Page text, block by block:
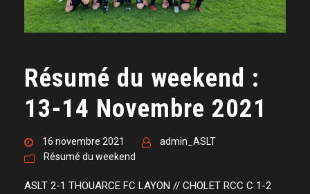
Résumé du weekend :
13-14 Novembre 2021
16 novembre 2021
admin_ASLT
Résumé du weekend
ASLT 2-1 THOUARCE FC LAYON // CHOLET RCC C 1-2